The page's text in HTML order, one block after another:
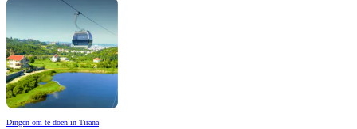
Dingen om te doen in Tirana